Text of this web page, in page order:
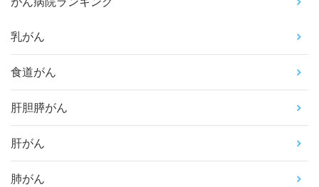
乳がん
食道がん
肝胆膵がん
肝がん
肺がん